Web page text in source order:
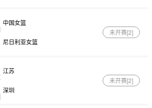
中国女篮
尼日利亚女篮
未开赛[2]
江苏
深圳
未开赛[2]